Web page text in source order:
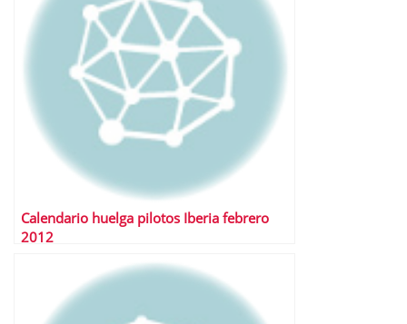
Calendario huelga pilotos Iberia febrero
2012